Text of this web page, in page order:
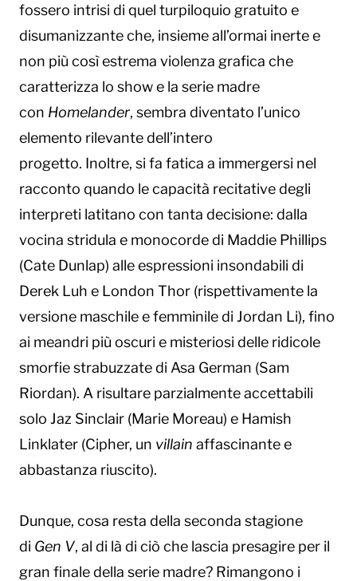
fossero intrisi di quel turpiloquio gratuito e
disumanizzante che, insieme all’ormai inerte e
non più così estrema violenza grafica che
caratterizza lo show e la serie madre
con Homelander, sembra diventato l’unico
elemento rilevante dell’intero
progetto. Inoltre, si fa fatica a immergersi nel
racconto quando le capacità recitative degli
interpreti latitano con tanta decisione: dalla
vocina stridula e monocorde di Maddie Phillips
(Cate Dunlap) alle espressioni insondabili di
Derek Luh e London Thor (rispettivamente la
versione maschile e femminile di Jordan Li), fino
ai meandri più oscuri e misteriosi delle ridicole
smorfie strabuzzate di Asa German (Sam
Riordan). A risultare parzialmente accettabili
solo Jaz Sinclair (Marie Moreau) e Hamish
Linklater (Cipher, un villain affascinante e
abbastanza riuscito).
Dunque, cosa resta della seconda stagione
di Gen V, al di là di ciò che lascia presagire per il
gran finale della serie madre? Rimangono i